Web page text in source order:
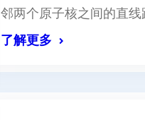
邻两个原子核之间的直
了解更多